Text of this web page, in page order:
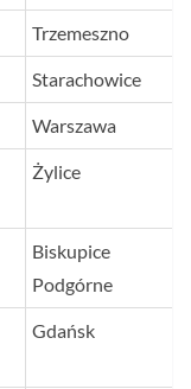
Trzemeszno
Starachowice
Warszawa
Żylice
Biskupice
Podgórne
Gdańsk